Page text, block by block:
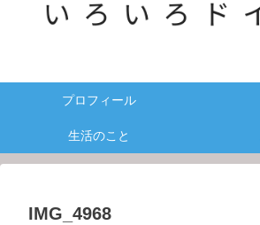
プロフィール
生活のこと
IMG_4968